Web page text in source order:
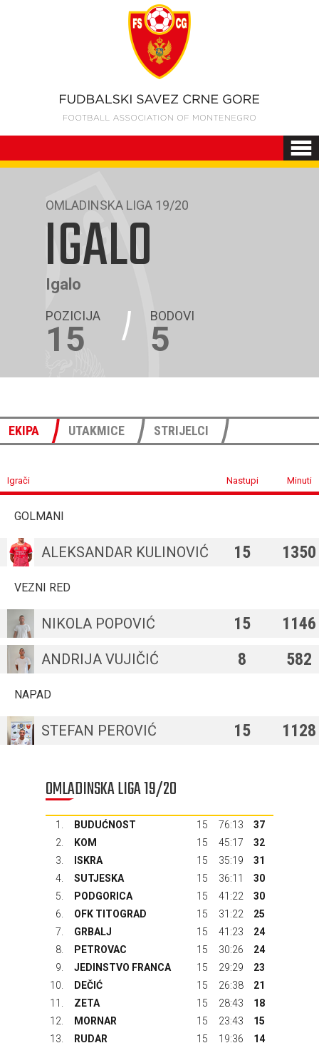
OMLADINSKA LIGA 19/20
IGALO
Igalo
POZICIJA
15
BODOVI
5
EKIPA UTAKMICE STRIJELCI
Igrači Nastupi Minuti
GOLMANI
ALEKSANDAR KULINOVIĆ 15 1350
VEZNI RED
NIKOLA POPOVIĆ 15 1146
ANDRIJA VUJIČIĆ 8 582
NAPAD
STEFAN PEROVIĆ 15 1128
OMLADINSKA LIGA 19/20
1. BUDUĆNOST 15 76:13
37
2.
KOM 15 45:17
32
3.
ISKRA 15 35:19
31
4.
SUTJESKA 15 36:11
30
5.
PODGORICA 15 41:22
30
6.
OFK TITOGRAD 15 31:22
25
7.
GRBALJ 15 41:23
24
8.
PETROVAC 15 30:26
24
9.
JEDINSTVO FRANCA 15 29:29
23
10.
DEČIĆ 15 26:38
21
11.
ZETA 15 28:43
18
12.
MORNAR 15 23:43
15
13.
RUDAR 15 19:36
14